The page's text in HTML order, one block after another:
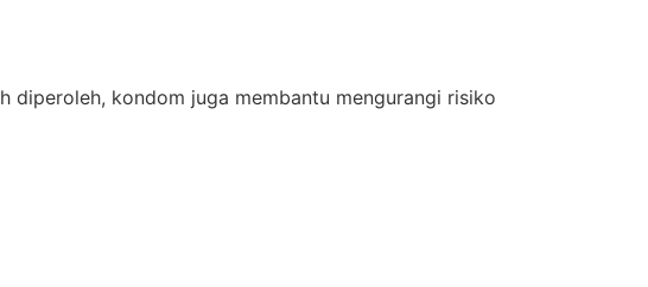
diperoleh, kondom juga membantu mengurangi risiko